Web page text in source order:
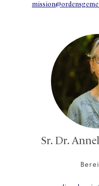
Sr. Dr.